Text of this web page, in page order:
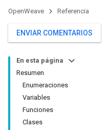
OpenWeave Referencia
ENVIAR COMENTARIOS
En esta página
Resumen
Enumeraciones
Variables
Funciones
Clases